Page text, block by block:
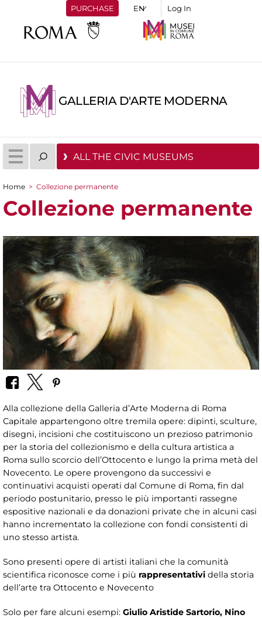
PURCHASE Log In
GALLERIA D'ARTE MODERNA
ALL THE CIVIC MUSEUMS
You are here
Home > Collezione permanente
Collezione permanente
Alla collezione della Galleria d’Arte Moderna di Roma
Capitale appartengono oltre tremila opere: dipinti, sculture,
disegni, incisioni che costituiscono un prezioso patrimonio
per la storia del collezionismo e della cultura artistica a
Roma sullo scorcio dell’Ottocento e lungo la prima metà del
Novecento. Le opere provengono da successivi e
continuativi acquisti operati dal Comune di Roma, fin dal
periodo postunitario, presso le più importanti rassegne
espositive nazionali e da donazioni private che in alcuni casi
hanno incrementato la collezione con fondi consistenti di
uno stesso artista.
Sono presenti opere di artisti italiani che la comunità
scientifica riconosce come i più rappresentativi della storia
dell’arte tra Ottocento e Novecento
Solo per fare alcuni esempi: Giulio Aristide Sartorio, Nino